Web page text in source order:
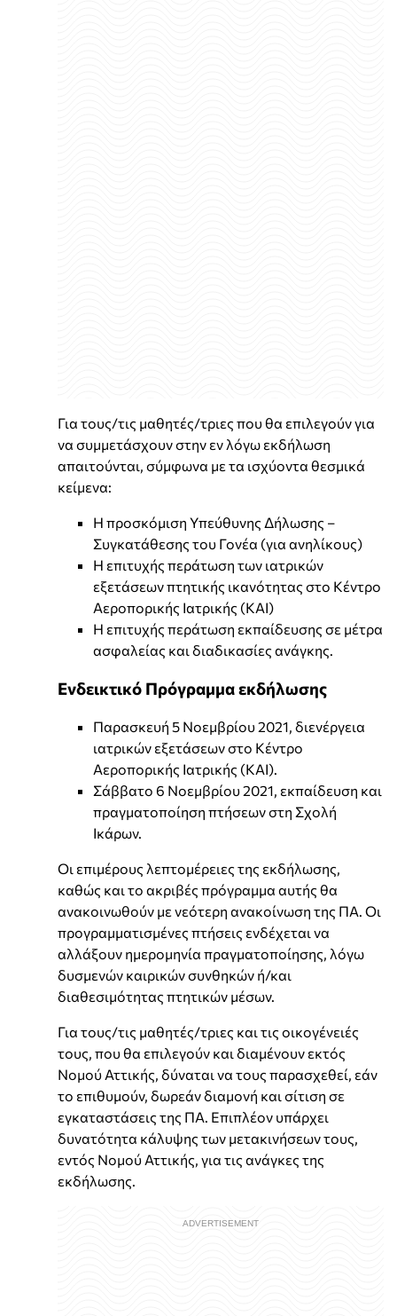
Για τους/τις μαθητές/τριες που θα επιλεγούν για
να συμμετάσχουν στην εν λόγω εκδήλωση
απαιτούνται, σύμφωνα με τα ισχύοντα θεσμικά
κείμενα:
Η προσκόμιση Υπεύθυνης Δήλωσης –
Συγκατάθεσης του Γονέα (για ανηλίκους)
Η επιτυχής περάτωση των ιατρικών
εξετάσεων πτητικής ικανότητας στο Κέντρο
Αεροπορικής Ιατρικής (ΚΑΙ)
Η επιτυχής περάτωση εκπαίδευσης σε μέτρα
ασφαλείας και διαδικασίες ανάγκης.
Ενδεικτικό Πρόγραμμα εκδήλωσης
Παρασκευή 5 Νοεμβρίου 2021, διενέργεια
ιατρικών εξετάσεων στο Κέντρο
Αεροπορικής Ιατρικής (ΚΑΙ).
Σάββατο 6 Νοεμβρίου 2021, εκπαίδευση και
πραγματοποίηση πτήσεων στη Σχολή
Ικάρων.
Οι επιμέρους λεπτομέρειες της εκδήλωσης,
καθώς και το ακριβές πρόγραμμα αυτής θα
ανακοινωθούν με νεότερη ανακοίνωση της ΠΑ. Οι
προγραμματισμένες πτήσεις ενδέχεται να
αλλάξουν ημερομηνία πραγματοποίησης, λόγω
δυσμενών καιρικών συνθηκών ή/και
διαθεσιμότητας πτητικών μέσων.
Για τους/τις μαθητές/τριες και τις οικογένειές
τους, που θα επιλεγούν και διαμένουν εκτός
Νομού Αττικής, δύναται να τους παρασχεθεί, εάν
το επιθυμούν, δωρεάν διαμονή και σίτιση σε
εγκαταστάσεις της ΠΑ. Επιπλέον υπάρχει
δυνατότητα κάλυψης των μετακινήσεων τους,
εντός Νομού Αττικής, για τις ανάγκες της
εκδήλωσης.